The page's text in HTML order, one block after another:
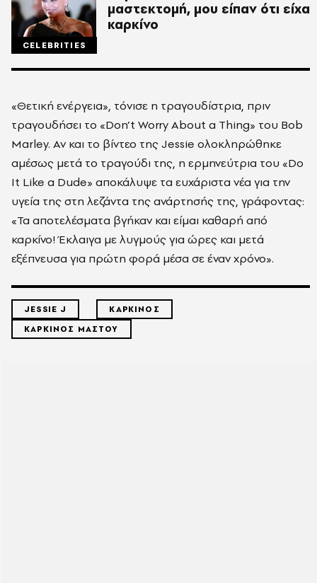
CELEBRITIES
μαστεκτομή, μου είπαν ότι είχα
καρκίνο
«Θετική ενέργεια», τόνισε η τραγουδίστρια, πριν
τραγουδήσει το «Don’t Worry About a Thing» του Bob
Marley. Αν και το βίντεο της Jessie ολοκληρώθηκε
αμέσως μετά το τραγούδι της, η ερμηνεύτρια του «Do
It Like a Dude» αποκάλυψε τα ευχάριστα νέα για την
υγεία της στη λεζάντα της ανάρτησής της, γράφοντας:
«Τα αποτελέσματα βγήκαν και είμαι καθαρή από
καρκίνο! Έκλαιγα με λυγμούς για ώρες και μετά
εξέπνευσα για πρώτη φορά μέσα σε έναν χρόνο».
JESSIE J
ΚΑΡΚΙΝΟΣ
ΚΑΡΚΙΝΟΣ ΜΑΣΤΟΥ